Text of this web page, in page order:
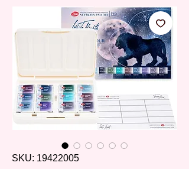
SKU: 19422005